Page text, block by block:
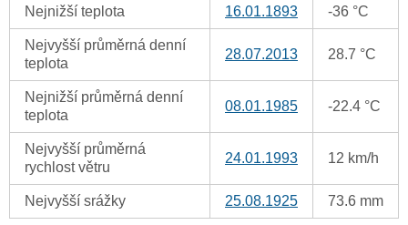
Nejnižší teplota 16.01.1893 -36 °C
Nejvyšší průměrná denní
teplota
28.07.2013 28.7 °C
Nejnižší průměrná denní
teplota
08.01.1985 -22.4 °C
Nejvyšší průměrná
rychlost větru
24.01.1993 12 km/h
Nejvyšší srážky 25.08.1925 73.6 mm